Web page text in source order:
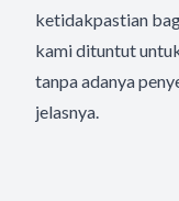
ketidakpastian
kami dituntut
tanpa adanya
jelasnya.